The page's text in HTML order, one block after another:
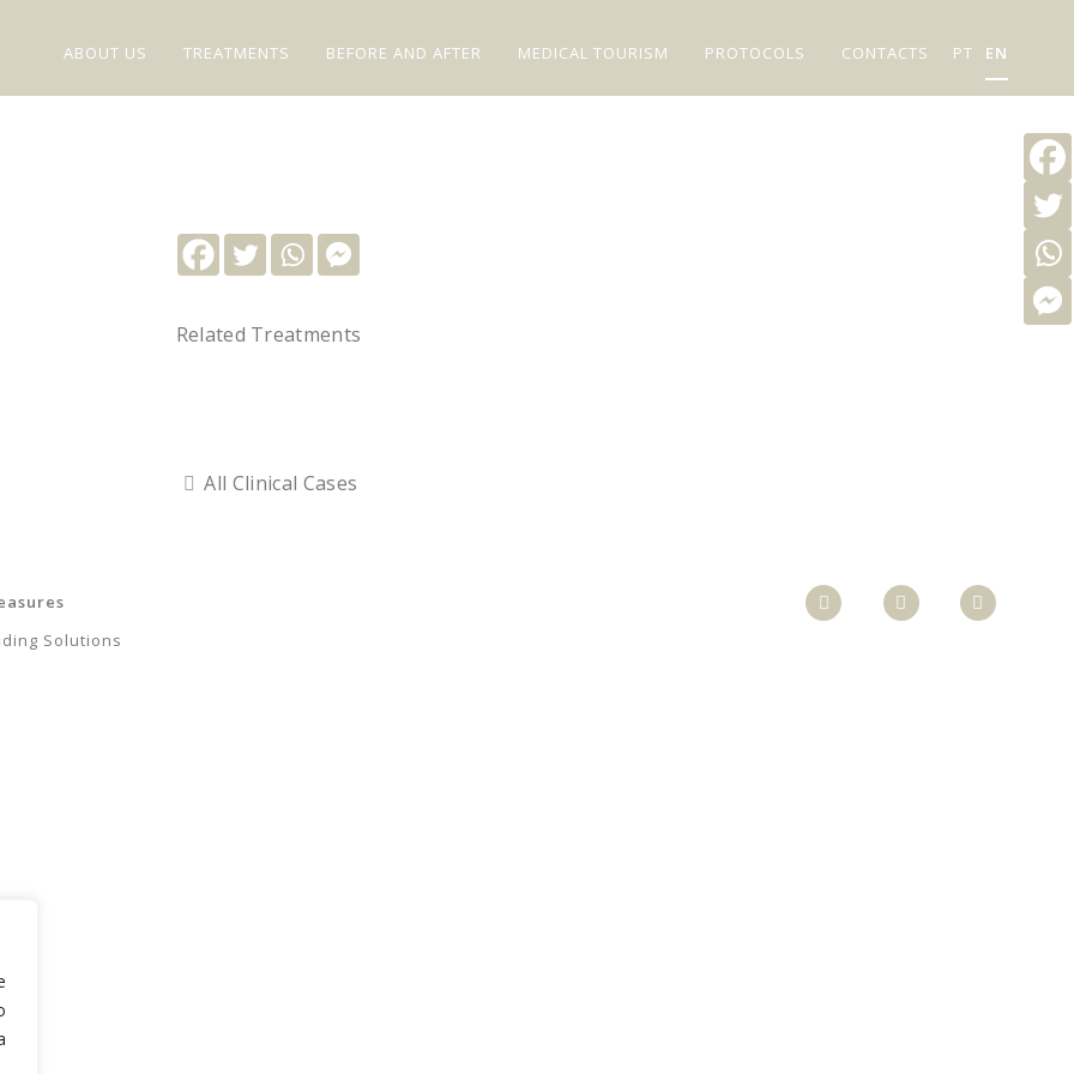
ABOUT US TREATMENTS BEFORE AND AFTER MEDICAL TOURISM PROTOCOLS CONTACTS PT EN
Related Treatments
All Clinical Cases
Solutions